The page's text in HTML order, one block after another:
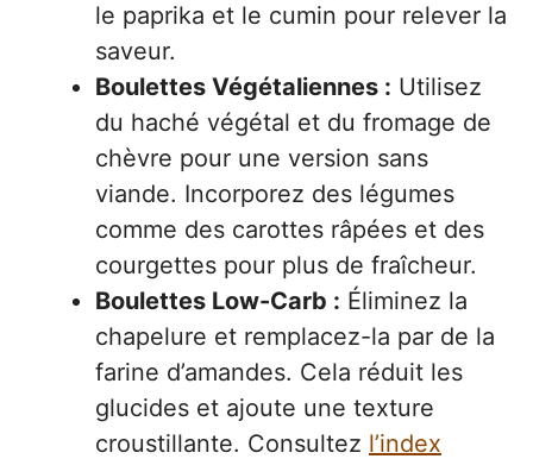
le paprika et le cumin pour relever la
saveur.
Boulettes Végétaliennes : Utilisez
du haché végétal et du fromage de
chèvre pour une version sans
viande. Incorporez des légumes
comme des carottes râpées et des
courgettes pour plus de fraîcheur.
Boulettes Low-Carb : Éliminez la
chapelure et remplacez-la par de la
farine d’amandes. Cela réduit les
glucides et ajoute une texture
croustillante. Consultez l’index